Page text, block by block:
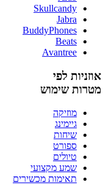
Skullcandy
Jabra
BuddyPhones
Beats
Avantree
אוזניות לפי
מטרות שימוש
מוזיקה
גיימינג
שיחות
ספורט
טיולים
שמע מקצועי
תאימות מכשירים